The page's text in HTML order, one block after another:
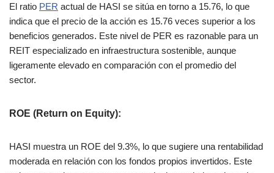
El ratio PER actual de HASI se sitúa en torno a 15.76, lo que
indica que el precio de la acción es 15.76 veces superior a los
beneficios generados. Este nivel de PER es razonable para un
REIT especializado en infraestructura sostenible, aunque
ligeramente elevado en comparación con el promedio del
sector.
ROE (Return on Equity):
HASI muestra un ROE del 9.3%, lo que sugiere una rentabilidad
moderada en relación con los fondos propios invertidos. Este